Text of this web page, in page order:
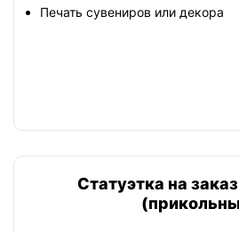
Печать сувениров или декора
Статуэтка на